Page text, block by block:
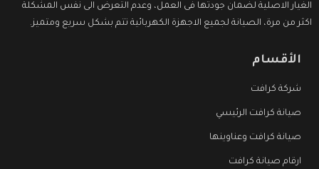
الغيار الاصلية لضمان جودتها فى العمل، وعدم التعرض الى نفس المشكلة
اكثر من مرة، الصيانة لجميع الاجهزة الكهربائية تتم بشكل سريع ومتميز.
الأقسام
شركة كرافت
صيانة كرافت الرئيسي
صيانة كرافت وعناوينها
ارقام صيانة كرافت